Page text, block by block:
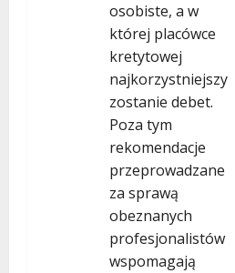
osobiste, a w
której placówce
kretytowej
najkorzystniejszy
zostanie debet.
Poza tym
rekomendacje
przeprowadzane
za sprawą
obeznanych
profesjonalistów
wspomagają